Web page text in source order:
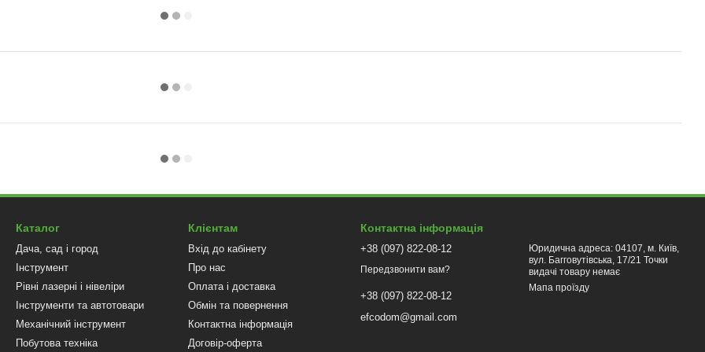
Каталог
Дача, сад і город
Інструмент
Рівні лазерні і нівеліри
Інструменти та автотовари
Механічний інструмент
Побутова техніка
Клієнтам
Вхід до кабінету
Про нас
Оплата і доставка
Обмін та повернення
Контактна інформація
Договір-оферта
Контактна інформація
+38 (097) 822-08-12
Передзвонити вам?
+38 (097) 822-08-12
efcodom@gmail.com
Юридична адреса: 04107, м. Київ,
вул. Багговутівська, 17/21 Точки
видачі товару немає
Мапа проїзду